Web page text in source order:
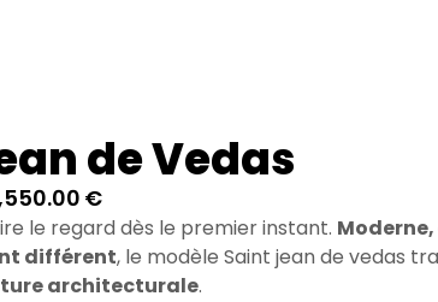
de Vedas
€
le regard dès le premier instant.
différent, le modèle Saint jean de vedas
architecturale.